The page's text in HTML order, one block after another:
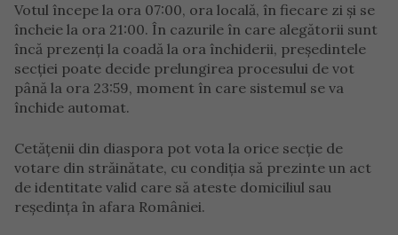
Votul începe la ora 07:00, ora locală, în fiecare zi și se
încheie la ora 21:00. În cazurile în care alegătorii sunt
încă prezenți la coadă la ora închiderii, președintele
secției poate decide prelungirea procesului de vot
până la ora 23:59, moment în care sistemul se va
închide automat.
Cetățenii din diaspora pot vota la orice secție de
votare din străinătate, cu condiția să prezinte un act
de identitate valid care să ateste domiciliul sau
reședința în afara României.